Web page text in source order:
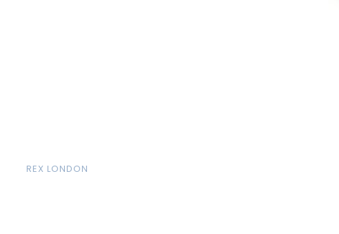
REX LONDON